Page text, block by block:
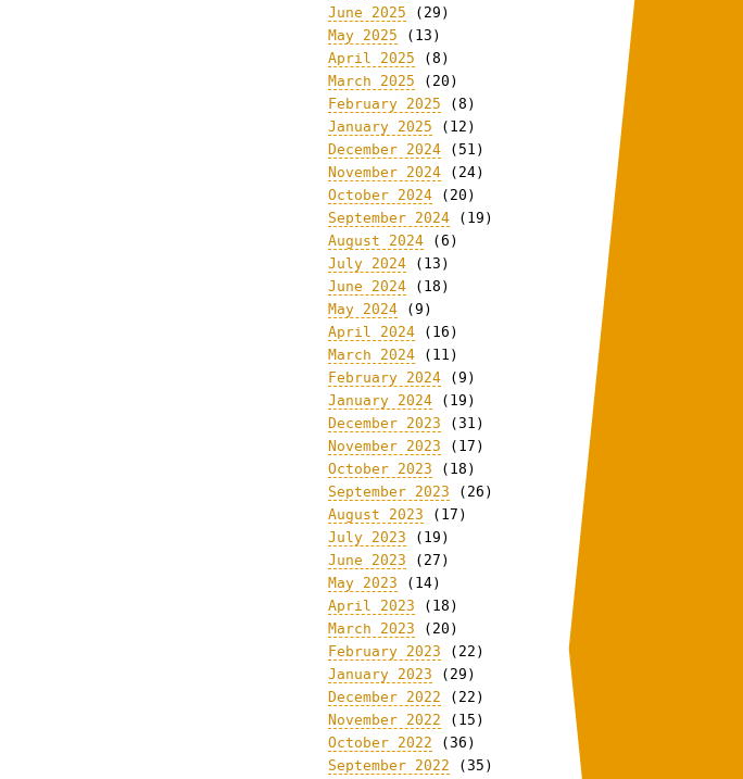
June 2025 (29)
May 2025 (13)
April 2025 (8)
March 2025 (20)
February 2025 (8)
January 2025 (12)
December 2024 (51)
November 2024 (24)
October 2024 (20)
September 2024 (19)
August 2024 (6)
July 2024 (13)
June 2024 (18)
May 2024 (9)
April 2024 (16)
March 2024 (11)
February 2024 (9)
January 2024 (19)
December 2023 (31)
November 2023 (17)
October 2023 (18)
September 2023 (26)
August 2023 (17)
July 2023 (19)
June 2023 (27)
May 2023 (14)
April 2023 (18)
March 2023 (20)
February 2023 (22)
January 2023 (29)
December 2022 (22)
November 2022 (15)
October 2022 (36)
September 2022 (35)